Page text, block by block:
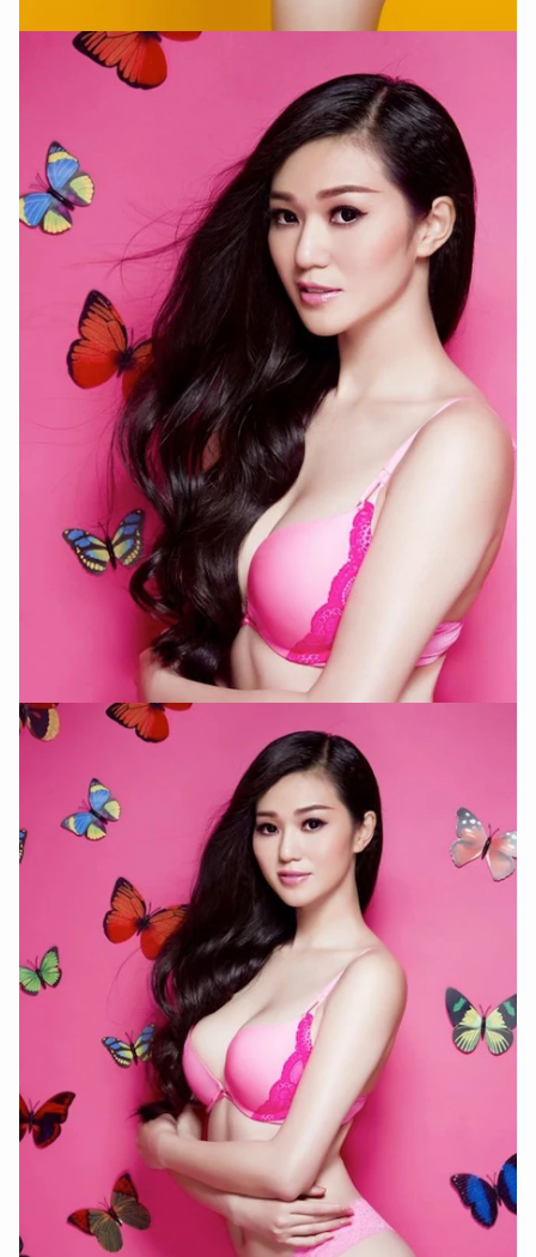
XIN CHÀO,
TÔI LÀ CHATBOT CỦA
Hãy hỏi tôi bất kỳ điều gì bạn cần biết về
An Ninh Thủ Đô nhé. Tôi sẵn sàng hỗ trợ!